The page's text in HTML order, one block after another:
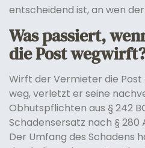
entscheidend ist, an wen
Was passiert,
die Post
Wirft der Vermieter die
weg, verletzt er seine
Obhutspflichten aus § 242
Schadensersatz nach § 280
Der Umfang des Schadens